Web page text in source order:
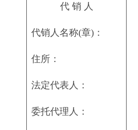
代 销 人
代销人名称(章)：
住所：
法定代表人：
委托代理人：